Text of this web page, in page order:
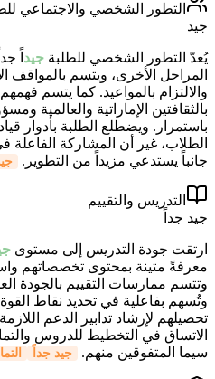
التطور الشخصي والاجتماعي
جيد
يُعدّ التطور الشخصي للطلبة جيد اً
المراحل الأخرى، ويتسم بالمواقف
والالتزام بالمواعيد. كما يتسم
بالثقافتين الإماراتية والعالمية
باستمرار. ويضطلع الطلبة بأدوار
الطلاب، غير أن المشاركة
جانباً يستدعي مزيداً من التطوير.
التدريس والتقييم
جيد جداً
ارتقت جودة التدريس إلى مستوى
معرفةً متينة بمحتوى تخصصاتهم
وتتسم ممارسات التقييم بالجودة
وتُسهم بفاعلية في تحديد نقاط
تحصيلهم لإرشاد تدابير الدعم
الاتساق في التخطيط للدروس
سيما المتفوقين منهم.
جيد جداً